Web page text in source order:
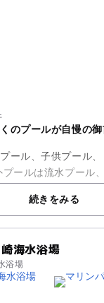
のプールが自慢の
ール、子供プール
ールは流水プール
ウォータープレイ
す☆...続きをみる
海水浴場
浴場